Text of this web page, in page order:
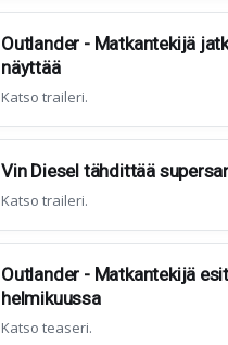
Outlander - Matkantekijä
näyttää
Katso traileri.
Vin Diesel tähdittää
Katso traileri.
Outlander - Matkantekijä
helmikuussa
Katso teaseri.